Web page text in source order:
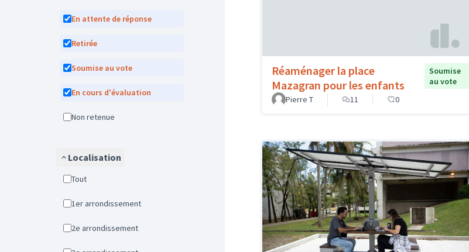
En attente de réponse
Retirée
Soumise au vote
En cours d'évaluation
Non retenue
Localisation
Tout
1er arrondissement
2e arrondissement
Réaménager la place
Mazagran pour les enfants
Soumise
au vote
Pierre T
11 0